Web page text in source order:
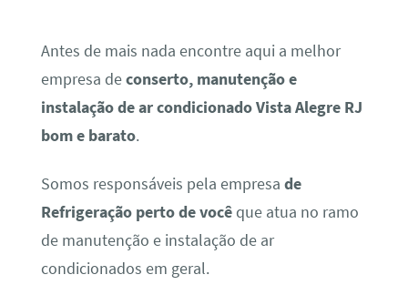
Antes de mais nada encontre aqui a melhor
empresa deconserto, manutenção e
instalação de ar condicionado Vista Alegre RJ
bom e barato.
Somos responsáveis pela empresa de
Refrigeração perto de vocêque atua no ramo
de manutenção e instalação de ar
condicionados em geral.